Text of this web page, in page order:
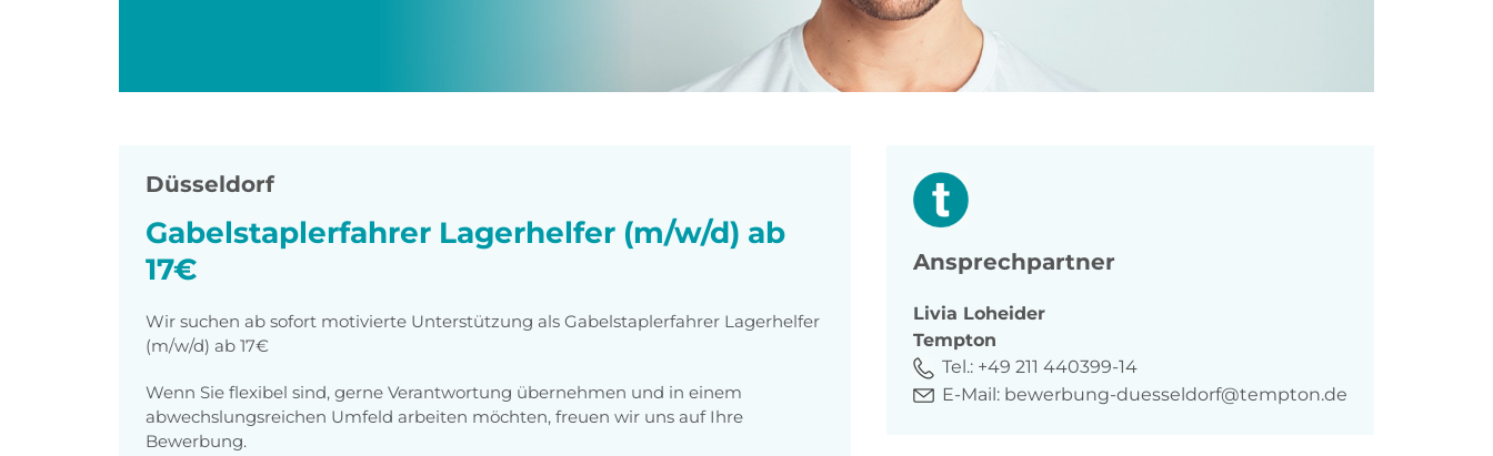
Düsseldorf
Gabelstaplerfahrer Lagerhelfer (m/w/d) ab
17€
Wir suchen ab sofort motivierte Unterstützung als Gabelstaplerfahrer Lagerhelfer
(m/w/d) ab 17€
Wenn Sie flexibel sind, gerne Verantwortung übernehmen und in einem
abwechslungsreichen Umfeld arbeiten möchten, freuen wir uns auf Ihre
Bewerbung.
Ansprechpartner
Livia Loheider
Tempton
Tel.: +49 211 440399-14
E-Mail: bewerbung-duesseldorf@tempton.de